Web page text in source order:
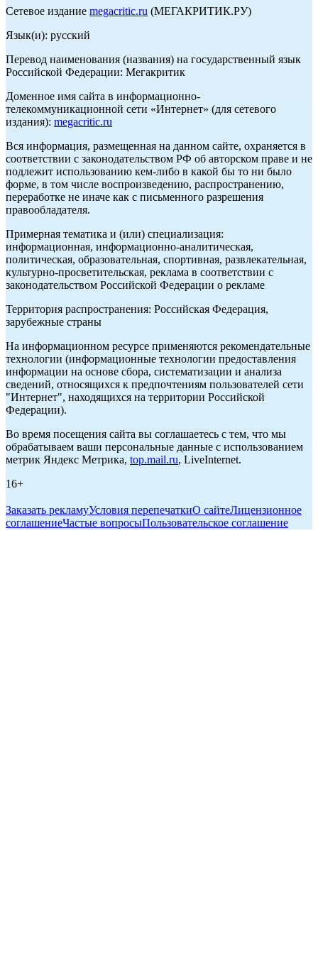
Сетевое издание megacritic.ru (МЕГАКРИТИК.РУ)
Язык(и): русский
Перевод наименования (названия) на государственный язык
Российской Федерации: Мегакритик
Доменное имя сайта в информационно-
телекоммуникационной сети «Интернет» (для сетевого
издания): megacritic.ru
Вся информация, размещенная на данном сайте, охраняется в
соответствии с законодательством РФ об авторском праве и не
подлежит использованию кем-либо в какой бы то ни было
форме, в том числе воспроизведению, распространению,
переработке не иначе как с письменного разрешения
правообладателя.
Примерная тематика и (или) специализация:
информационная, информационно-аналитическая,
политическая, образовательная, спортивная, развлекательная,
культурно-просветительская, реклама в соответствии с
законодательством Российской Федерации о рекламе
Территория распространения: Российская Федерация,
зарубежные страны
На информационном ресурсе применяются рекомендательные
технологии (информационные технологии предоставления
информации на основе сбора, систематизации и анализа
сведений, относящихся к предпочтениям пользователей сети
"Интернет", находящихся на территории Российской
Федерации).
Во время посещения сайта вы соглашаетесь с тем, что мы
обрабатываем ваши персональные данные с использованием
метрик Яндекс Метрика, top.mail.ru, LiveInternet.
16+
Заказать рекламуУсловия перепечаткиО сайтеЛицензионное
соглашениеЧастые вопросыПользовательское соглашение